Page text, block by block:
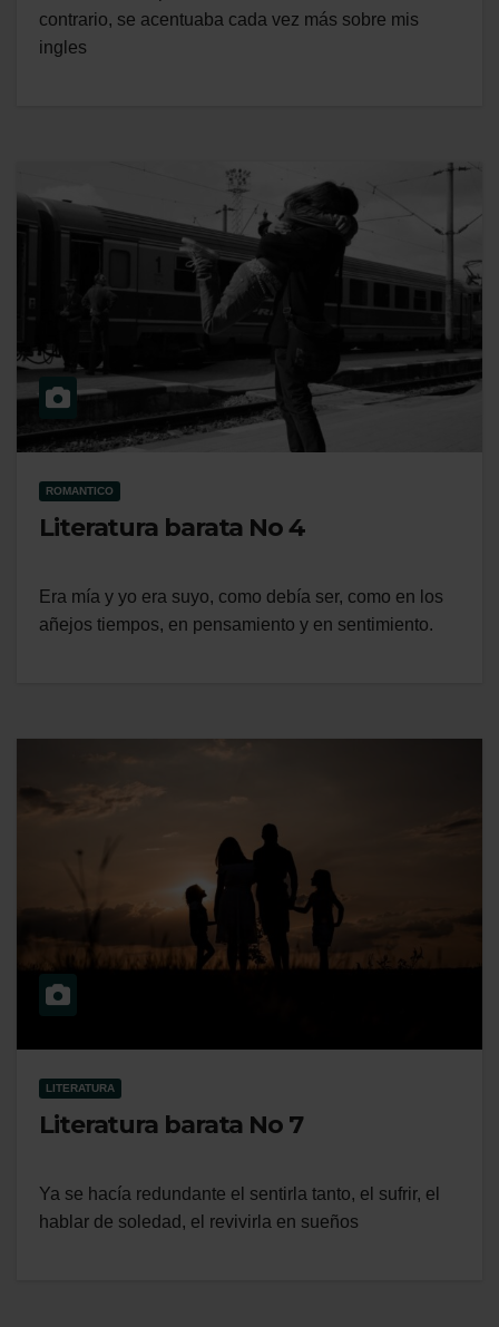
contrario, se acentuaba cada vez más sobre mis
ingles
ROMANTICO
Literatura barata No 4
Era mía y yo era suyo, como debía ser, como en los
añejos tiempos, en pensamiento y en sentimiento.
LITERATURA
Literatura barata No 7
Ya se hacía redundante el sentirla tanto, el sufrir, el
hablar de soledad, el revivirla en sueños